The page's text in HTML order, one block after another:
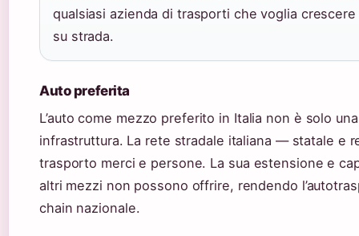
qualsiasi azienda di trasporti che voglia
su strada.
Auto preferita
L’auto come mezzo preferito in Italia non è solo
infrastruttura. La rete stradale italiana — statale e
trasporto merci e persone. La sua estensione e
altri mezzi non possono offrire, rendendo
chain nazionale.